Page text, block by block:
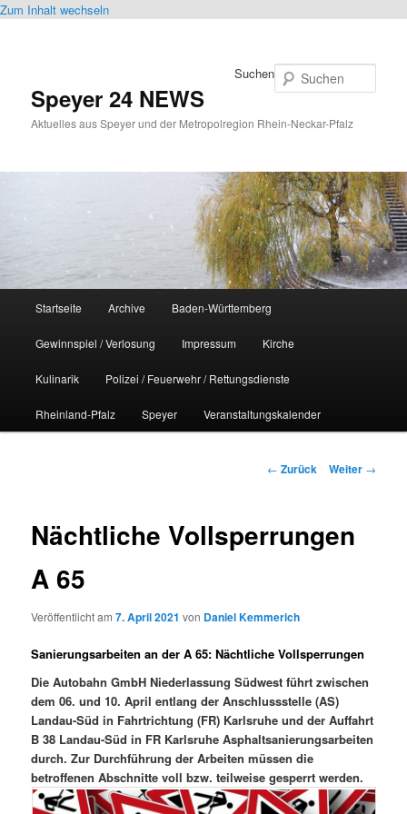
Zum Inhalt wechseln
Speyer 24 NEWS
Aktuelles aus Speyer und der Metropolregion Rhein-Neckar-Pfalz
Suchen
Startseite Archive Baden-Württemberg
Gewinnspiel / Verlosung Impressum Kirche
Kulinarik Polizei / Feuerwehr / Rettungsdienste
Rheinland-Pfalz Speyer Veranstaltungskalender
Beitrags-
← Zurück Weiter →
Nächtliche Vollsperrungen
A 65
Veröffentlicht am7. April 2021 von Daniel Kemmerich
Sanierungsarbeiten an der A 65: Nächtliche Vollsperrungen
Die Autobahn GmbH Niederlassung Südwest führt zwischen
dem 06. und 10. April entlang der Anschlussstelle (AS)
Landau-Süd in Fahrtrichtung (FR) Karlsruhe und der Auffahrt
B 38 Landau-Süd in FR Karlsruhe Asphaltsanierungsarbeiten
durch. Zur Durchführung der Arbeiten müssen die
betroffenen Abschnitte voll bzw. teilweise gesperrt werden.